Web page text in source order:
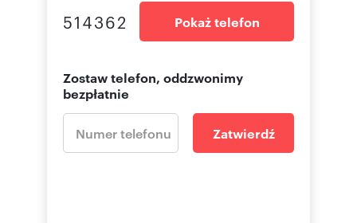
514362 Pokaż telefon
Zostaw telefon, oddzwonimy
bezpłatnie
Zatwierdź